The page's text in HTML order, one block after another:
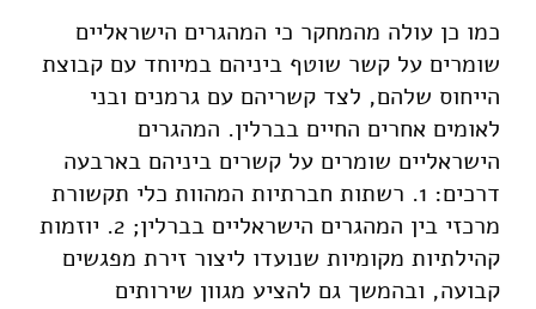
כמו כן עולה מהמחקר כי המהגרים הישראליים
שומרים על קשר שוטף ביניהם במיוחד עם קבוצת
הייחוס שלהם, לצד קשריהם עם גרמנים ובני
לאומים אחרים החיים בברלין. המהגרים
הישראליים שומרים על קשרים ביניהם בארבעה
דרכים: 1. רשתות חברתיות המהוות כלי תקשורת
מרכזי בין המהגרים הישראליים בברלין; 2. יוזמות
קהילתיות מקומיות שנועדו ליצור זירת מפגשים
קבועה, ובהמשך גם להציע מגוון שירותים